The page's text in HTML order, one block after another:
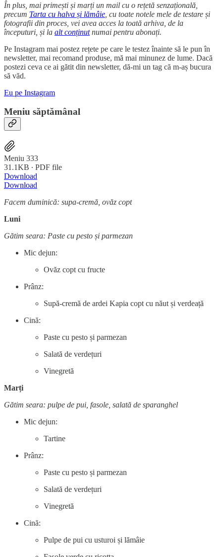
În plus, mai primești și marți un mail cu o rețetă senzațională,
precum Tarta cu halva și lămâie , cu toate notele mele de testare și
fotografii din proces, vei avea acces la toată arhiva, de la
începuturi, și la alt conținutnumai pentru abonați.
Pe Instagram mai postez rețete pe care le testez înainte să le pun în
newsletter, mai recomand produse, mă mai minunez de lume. Dacă
postezi ceva ce ai gătit din newsletter, dă-mi un tag că m-aș bucura
să văd.
Eu pe Instagram
Meniu săptămânal
Meniu 333
31.1KB ∙ PDF file
Download
Download
Facem duminică: supa-cremă, ovăz copt
Luni
Gătim seara: Paste cu pesto și parmezan
Mic dejun:
Ovăz copt cu fructe
Prânz:
Supă-cremă de ardei Kapia copt cu năut și verdeață
Cină:
Paste cu pesto și parmezan
Salată de verdețuri
Vinegretă
Marți
Gătim seara: pulpe de pui, fasole, salată de sparanghel
Mic dejun:
Tartine
Prânz:
Paste cu pesto și parmezan
Salată de verdețuri
Vinegretă
Cină:
Pulpe de pui cu usturoi și lămâie